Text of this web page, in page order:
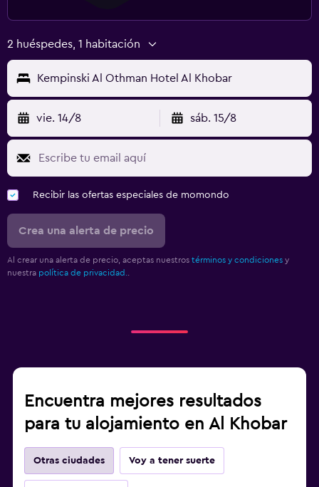
2 huéspedes, 1 habitación
Kempinski Al Othman Hotel Al Khobar
vie. 14/8 sáb. 15/8
Recibir las ofertas especiales de momondo
Crea una alerta de precio
Al crear una alerta de precio, aceptas nuestros términos y condiciones y
nuestra política de privacidad.
Encuentra mejores resultados
para tu alojamiento en Al Khobar
Otras ciudades Voy a tener suerte